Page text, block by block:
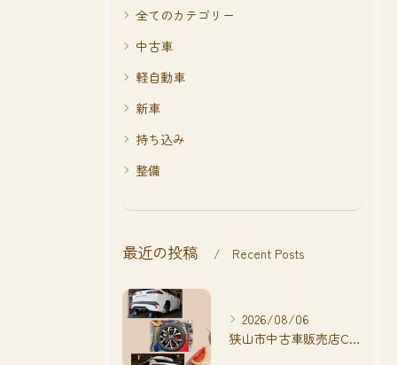
全てのカテゴリー
中古車
軽自動車
新車
持ち込み
整備
最近の投稿 Recent Posts
2026/08/06
狭山市中古車販売店CarShop FACT.🚗